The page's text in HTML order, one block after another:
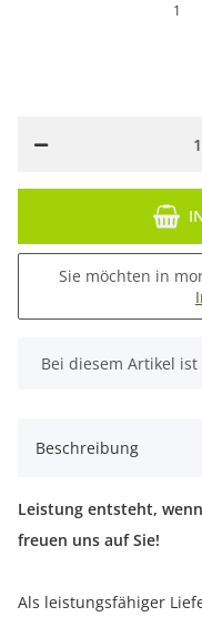
1
Sie möchten in
x
Bei diesem Artikel
Beschreibung
Leistung entsteht,
freuen uns auf Sie!
Als leistungsfähiger